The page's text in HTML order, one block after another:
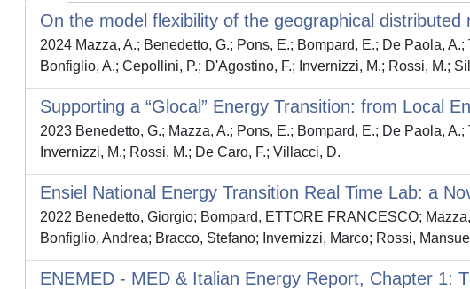
On the model flexibility of the geographical
2024 Mazza, A.; Benedetto, G.; Pons, E.; Bompard, E.; De Paola,
Bonfiglio, A.; Cepollini, P.; D'Agostino, F.; Invernizzi, M.; Rossi, M.;
Supporting a “Glocal” Energy Transition: from Local
2023 Benedetto, G.; Mazza, A.; Pons, E.; Bompard, E.; De Paola,
Invernizzi, M.; Rossi, M.; De Caro, F.; Villacci, D.
Ensiel National Energy Transition Real Time Lab: a
2022 Benedetto, Giorgio; Bompard, ETTORE FRANCESCO;
Bonfiglio, Andrea; Bracco, Stefano; Invernizzi, Marco; Rossi,
ENEMED - MED & Italian Energy Report, Chapter 1: